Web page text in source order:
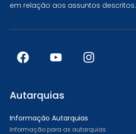
em relação aos assuntos descritos.
Autarquias
Informação Autarquias
Informação para as autarquias